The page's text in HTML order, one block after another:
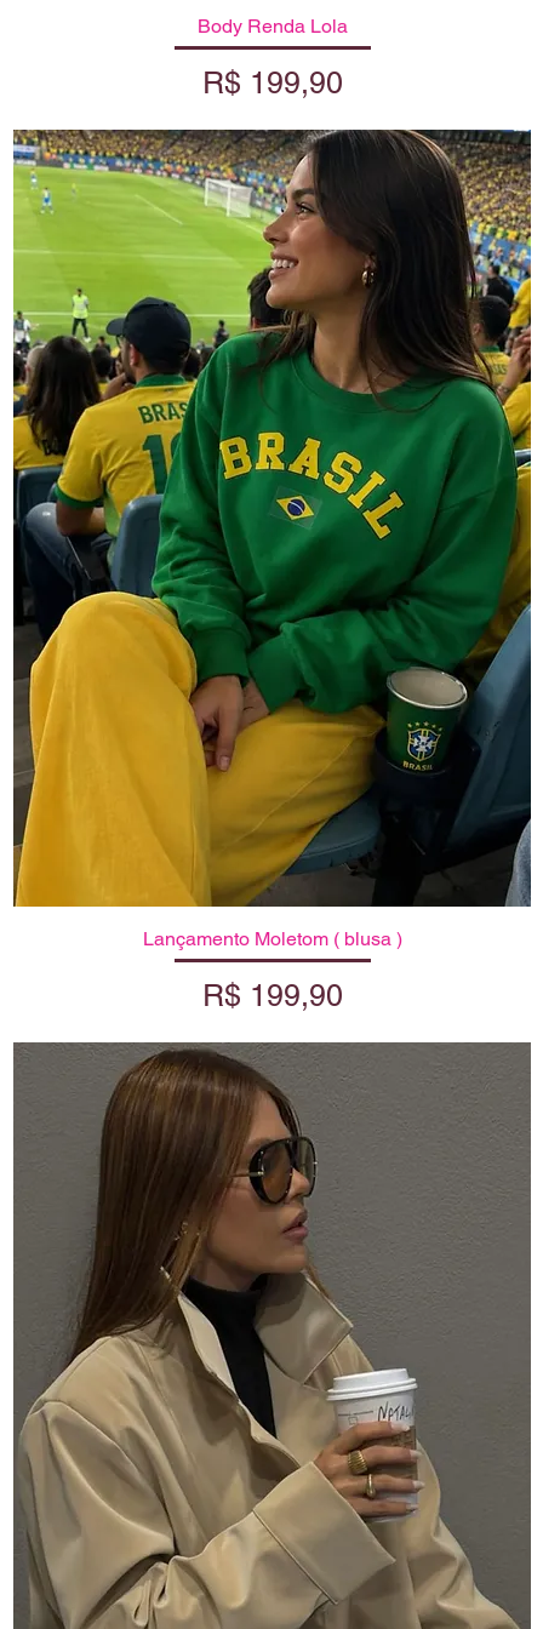
Visualização rápida
Body Renda Lola
Preço
R$ 199,90
Visualização rápida
Lançamento Moletom ( blusa )
Preço
R$ 199,90